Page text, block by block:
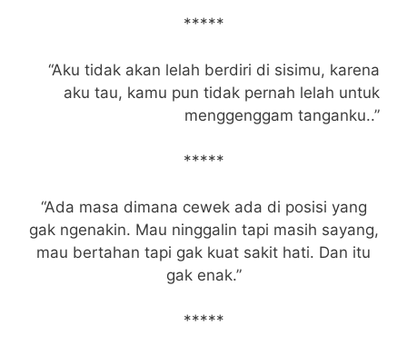
*****
“Aku tidak akan lelah berdiri di sisimu, karena
aku tau, kamu pun tidak pernah lelah untuk
menggenggam tanganku..”
*****
“Ada masa dimana cewek ada di posisi yang
gak ngenakin. Mau ninggalin tapi masih sayang,
mau bertahan tapi gak kuat sakit hati. Dan itu
gak enak.”
*****